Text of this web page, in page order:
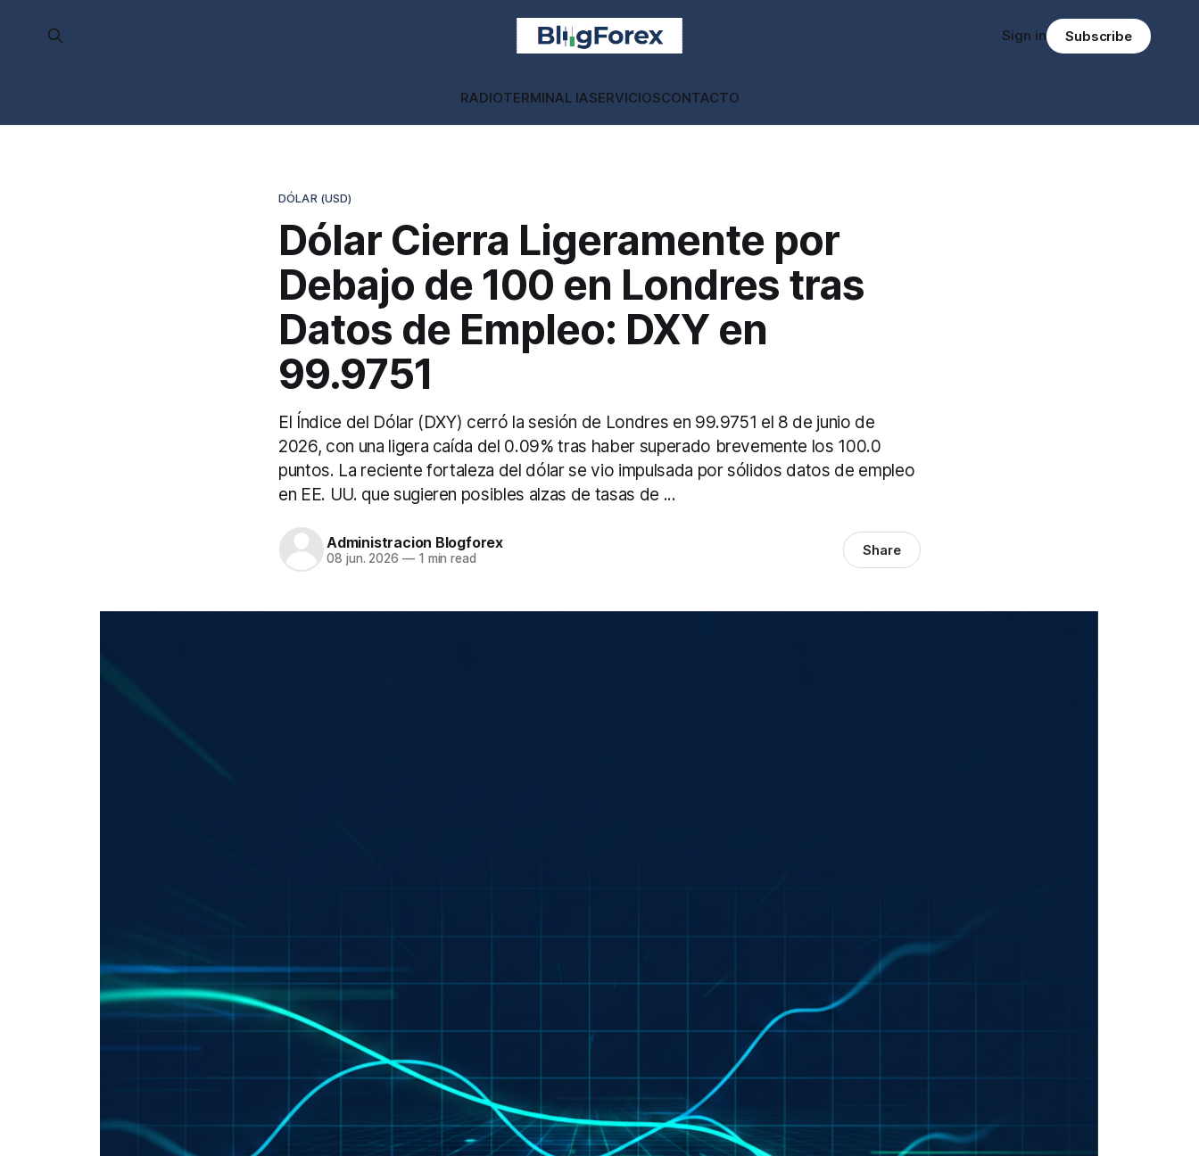
RADIOTERMINAL IASERVICIOSCONTACTO
Sign in Subscribe
DÓLAR (USD)
Dólar Cierra Ligeramente por
Debajo de 100 en Londres tras
Datos de Empleo: DXY en
99.9751
El Índice del Dólar (DXY) cerró la sesión de Londres en 99.9751 el 8 de junio de
2026, con una ligera caída del 0.09% tras haber superado brevemente los 100.0
puntos. La reciente fortaleza del dólar se vio impulsada por sólidos datos de empleo
en EE. UU. que sugieren posibles alzas de tasas de ...
Administracion Blogforex
08 jun. 2026 —1 min read Share